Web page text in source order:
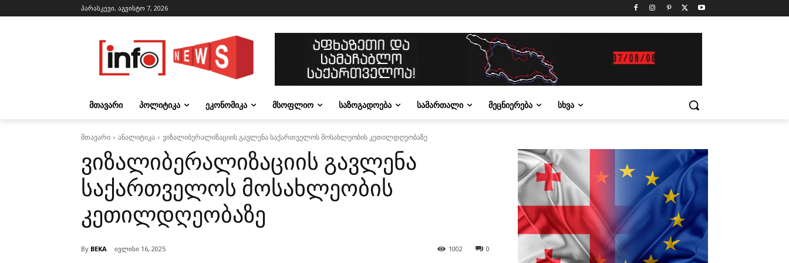
პარასკევი, აგვისტო 7, 2026
ᲛᲗᲐᲕᲐᲠᲘ ᲞᲝᲚᲘᲢᲘᲙᲐ ᲔᲙᲝᲜᲝᲛᲘᲙᲐ ᲛᲡᲝᲤᲚᲘᲝ ᲡᲐᲖᲝᲒᲐᲓᲝᲔᲑᲐ ᲡᲐᲛᲐᲠᲗᲐᲚᲘ ᲛᲔᲪᲜᲘᲔᲠᲔᲑᲐ ᲡᲮᲕᲐ
მთავარი ანალიტიკა ვიზალიბერალიზაციის გავლენა საქართველოს მოსახლეობის კეთილდღეობაზე
ვიზალიბერალიზაციის გავლენა
საქართველოს მოსახლეობის
კეთილდღეობაზე
By BEKA ივლისი 16, 2025 0
1002